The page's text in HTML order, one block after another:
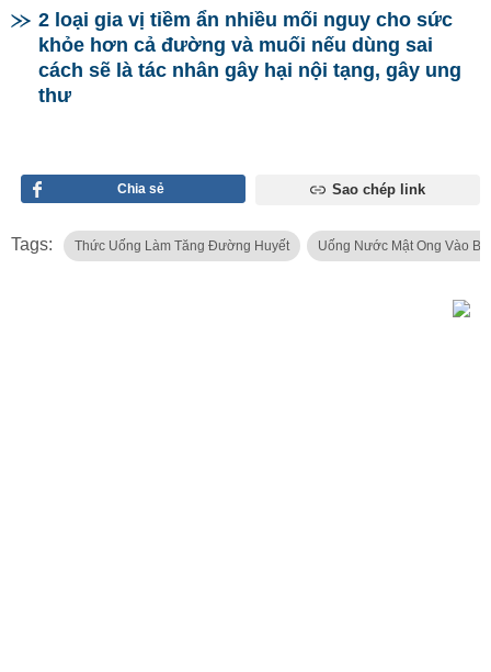
2 loại gia vị tiềm ẩn nhiều mối nguy cho sức
khỏe hơn cả đường và muối nếu dùng sai
cách sẽ là tác nhân gây hại nội tạng, gây ung
thư
Chia sẻ Sao chép link
Tags: Thức Uống Làm Tăng Đường Huyết Uống Nước Mật Ong Vào